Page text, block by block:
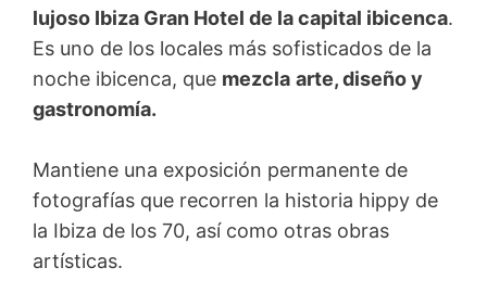
lujoso Ibiza Gran Hotel de la capital ibicenca.
Es uno de los locales más sofisticados de la
noche ibicenca, que mezcla arte, diseño y
gastronomía.
Mantiene una exposición permanente de
fotografías que recorren la historia hippy de
la Ibiza de los 70, así como otras obras
artísticas.